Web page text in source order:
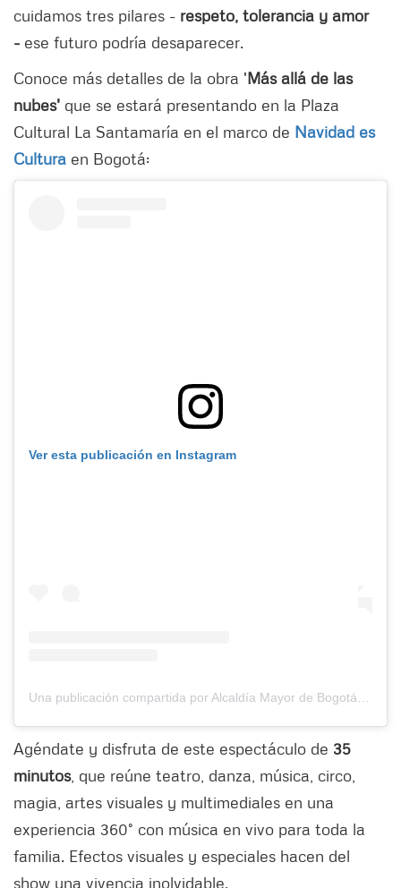
cuidamos tres pilares - respeto, tolerancia y amor
- ese futuro podría desaparecer.
Conoce más detalles de la obra 'Más allá de las
nubes' que se estará presentando en la Plaza
Cultural La Santamaría en el marco de Navidad es
Cultura en Bogotá:
Ver esta publicación en Instagram
Una publicación compartida por Alcaldía Mayor de Bogotá (@alcaldiabogota)
Agéndate y disfruta de este espectáculo de 35
minutos, que reúne teatro, danza, música, circo,
magia, artes visuales y multimediales en una
experiencia 360° con música en vivo para toda la
familia. Efectos visuales y especiales hacen del
show una vivencia inolvidable.